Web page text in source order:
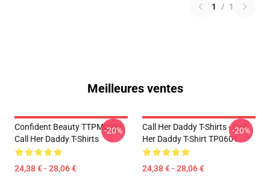
1 / 1
Meilleures ventes
Confident Beauty TTPM0901
Call Her Daddy T-Shirts
24,38 € - 28,06 €
-20%
Call Her Daddy T-Shirts - Call
Her Daddy T-Shirt TP0601
24,38 € - 28,06 €
-20%